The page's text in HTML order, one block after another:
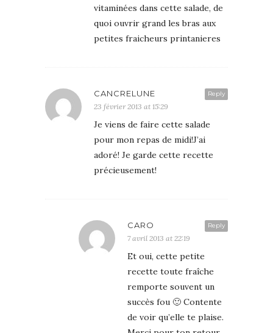
vitaminées dans cette salade, de
quoi ouvrir grand les bras aux
petites fraicheurs printanieres
Reply
CANCRELUNE
23 février 2013 at 15:29
Je viens de faire cette salade
pour mon repas de midi!J’ai
adoré! Je garde cette recette
précieusement!
Reply
CARO
7 avril 2013 at 22:19
Et oui, cette petite
recette toute fraîche
remporte souvent un
succès fou 🙂 Contente
de voir qu’elle te plaise.